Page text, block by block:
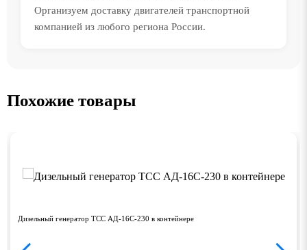
Организуем доставку двигателей транспортной
компанией из любого региона России.
Похожие товары
Дизельный генератор ТСС АД-16С-230 в контейнере